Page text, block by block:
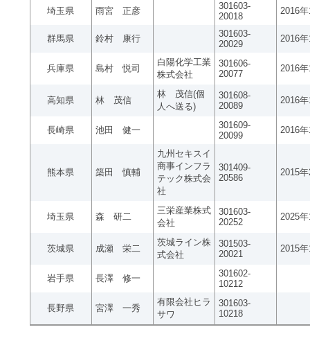
埼玉県 雨宮 正彦
301603-
20018
2016
群馬県 鈴村 康行
301603-
20029
2016
兵庫県 島村 悦司
白陽化学工業
株式会社
301606-
20077
2016
高知県 林 茂信
林 茂信(個
人へ送る)
301608-
20089
2016
長崎県 池田 健一
301609-
20099
2016
熊本県 築田 慎輔
九州セキスイ
商事インフラ
テック株式会
社
301409-
20586
2015
埼玉県 森 研二
三栄産業株式
会社
301603-
20252
2025
茨城県 成瀬 栄二
茨城ライン株
式会社
301503-
20021
2015
岩手県 長澤 修一
301602-
10212
長野県 宮澤 一秀
有限会社ヒラ
サワ
301603-
10218